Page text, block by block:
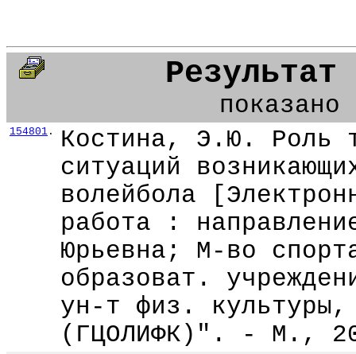
Результат
154801 .
Костина, Э.Ю. Роль
ситуаций
волейбола
работа :
Юрьевна; М-во
образоват.
ун-т физ. культуры,
(ГЦОЛИФК)". - М.,